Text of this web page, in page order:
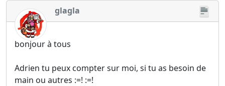
glagla
bonjour à tous
Adrien tu peux compter sur moi, si tu as besoin de
main ou autres :=! :=!